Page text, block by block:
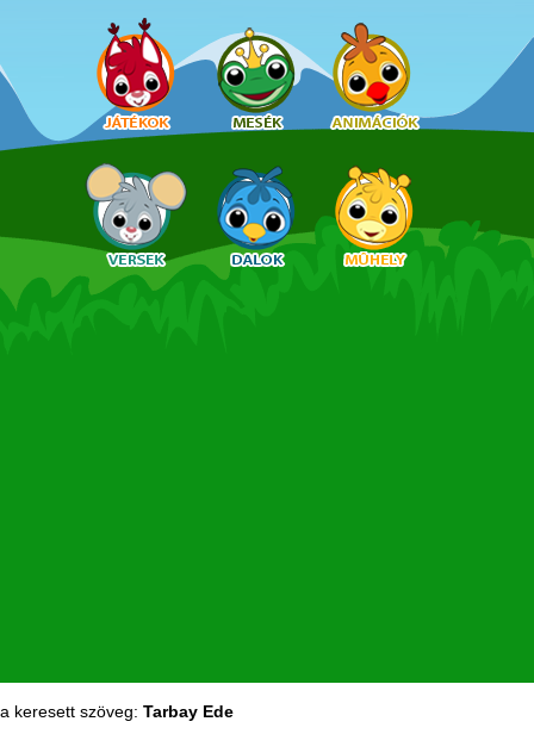
a keresett szöveg: Tarbay Ede